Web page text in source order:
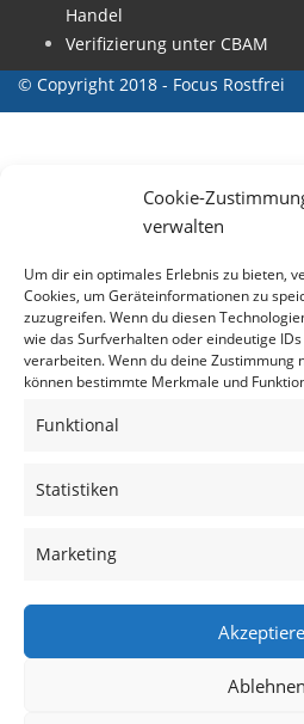
Cookie-
verwalten
Um dir ein optimales Erlebnis zu bieten,
Cookies, um Geräteinformationen zu
zuzugreifen. Wenn du diesen
wie das Surfverhalten oder eindeutige
verarbeiten. Wenn du deine Zustimmung
können bestimmte Merkmale und
Funktional
Statistiken
Marketing
Ablehnen
Handel
Verifizierung unter CBAM
© Copyright 2018 - Focus Rostfrei